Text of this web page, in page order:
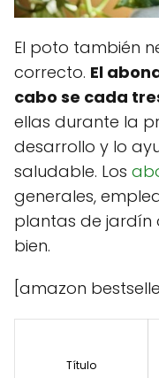
El poto también
correcto. El
cabo se cada
ellas durante la
desarrollo y lo
saludable. Los
generales,
plantas de jardín
bien.
[amazon
Título